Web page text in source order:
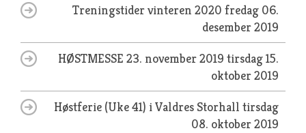
Treningstider vinteren 2020 fredag 06.
desember 2019
HØSTMESSE 23. november 2019 tirsdag 15.
oktober 2019
Høstferie (Uke 41) i Valdres Storhall tirsdag
08. oktober 2019